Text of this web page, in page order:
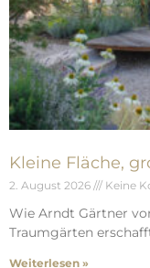
Kleine Fläche,
2. August 2026 Keine
Wie Arndt Gärtner
Traumgärten
Weiterlesen »